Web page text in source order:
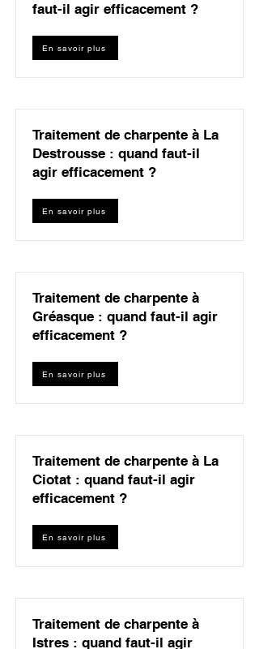
faut-il agir efficacement ?
En savoir plus
Traitement de charpente à La
Destrousse : quand faut-il
agir efficacement ?
En savoir plus
Traitement de charpente à
Gréasque : quand faut-il agir
efficacement ?
En savoir plus
Traitement de charpente à La
Ciotat : quand faut-il agir
efficacement ?
En savoir plus
Traitement de charpente à
Istres : quand faut-il agir